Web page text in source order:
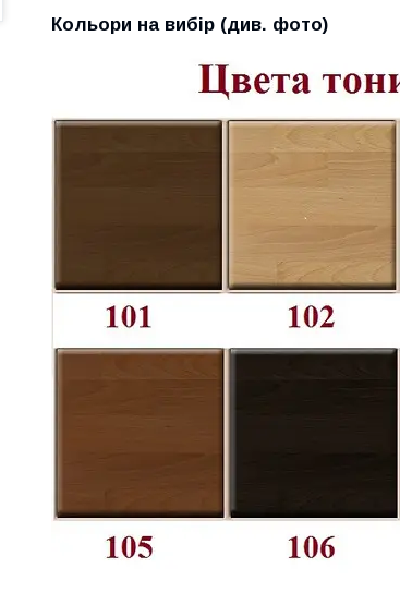
Кольори на вибір (див. фото)